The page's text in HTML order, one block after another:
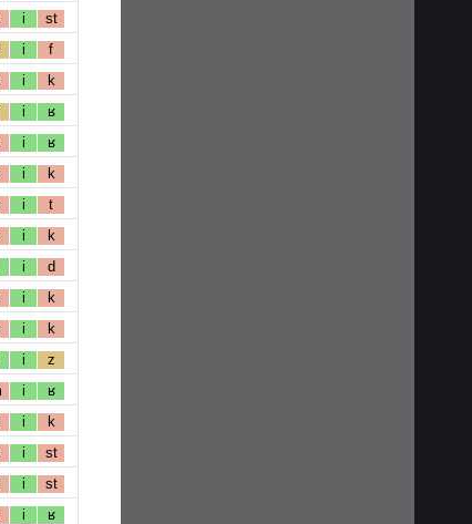
i st
i f
i k
i ʁ
i ʁ
i k
i t
i k
i d
i k
i k
i z
i ʁ
i k
i st
i st
i ʁ